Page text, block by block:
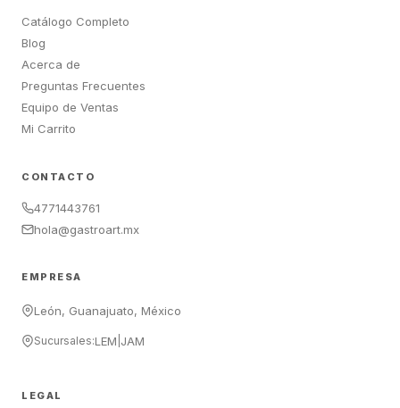
Catálogo Completo
Blog
Acerca de
Preguntas Frecuentes
Equipo de Ventas
Mi Carrito
CONTACTO
4771443761
hola@gastroart.mx
EMPRESA
León, Guanajuato, México
Sucursales:LEM JAM
LEGAL